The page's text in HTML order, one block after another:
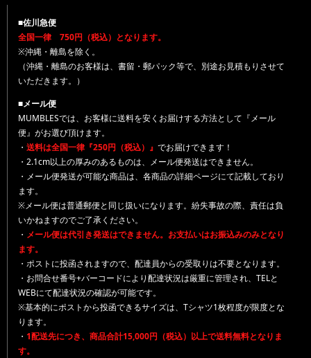
■佐川急便
全国一律 750円（税込）となります。
※沖縄・離島を除く。
（沖縄・離島のお客様は、書留・郵パック等で、別途お見積もりさせて
いただきます。）
■メール便
MUMBLESでは、お客様に送料を安くお届けする方法として『メール
便』がお選び頂けます。
・ 送料は全国一律『250円（税込）』 でお届けできます！
・2.1cm以上の厚みのあるものは、メール便発送はできません。
・メール便発送が可能な商品は、各商品の詳細ページにて記載しており
ます。
※メール便は普通郵便と同じ扱いになります。紛失事故の際、責任は負
いかねますのでご了承ください。
・ メール便は代引き発送はできません。お支払いはお振込みのみとなり
ます。
・ポストに投函されますので、配達員からの受取りは不要となります。
・お問合せ番号+バーコードにより配達状況は厳重に管理され、TELと
WEBにて配達状況の確認が可能です。
※基本的にポストから投函できるサイズは、Tシャツ1枚程度が限度とな
ります。
・ 1配送先につき、商品合計15,000円（税込）以上で送料無料となりま
す。